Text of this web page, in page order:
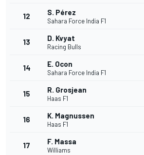
12 S. Pérez
Sahara Force India F1
13 D. Kvyat
Racing Bulls
14 E. Ocon
Sahara Force India F1
15 R. Grosjean
Haas F1
16 K. Magnussen
Haas F1
17 F. Massa
Williams